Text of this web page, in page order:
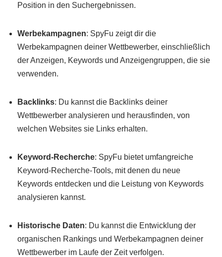
Position in den Suchergebnissen.
Werbekampagnen: SpyFu zeigt dir die
Werbekampagnen deiner Wettbewerber, einschließlich
der Anzeigen, Keywords und Anzeigengruppen, die sie
verwenden.
Backlinks: Du kannst die Backlinks deiner
Wettbewerber analysieren und herausfinden, von
welchen Websites sie Links erhalten.
Keyword-Recherche: SpyFu bietet umfangreiche
Keyword-Recherche-Tools, mit denen du neue
Keywords entdecken und die Leistung von Keywords
analysieren kannst.
Historische Daten: Du kannst die Entwicklung der
organischen Rankings und Werbekampagnen deiner
Wettbewerber im Laufe der Zeit verfolgen.